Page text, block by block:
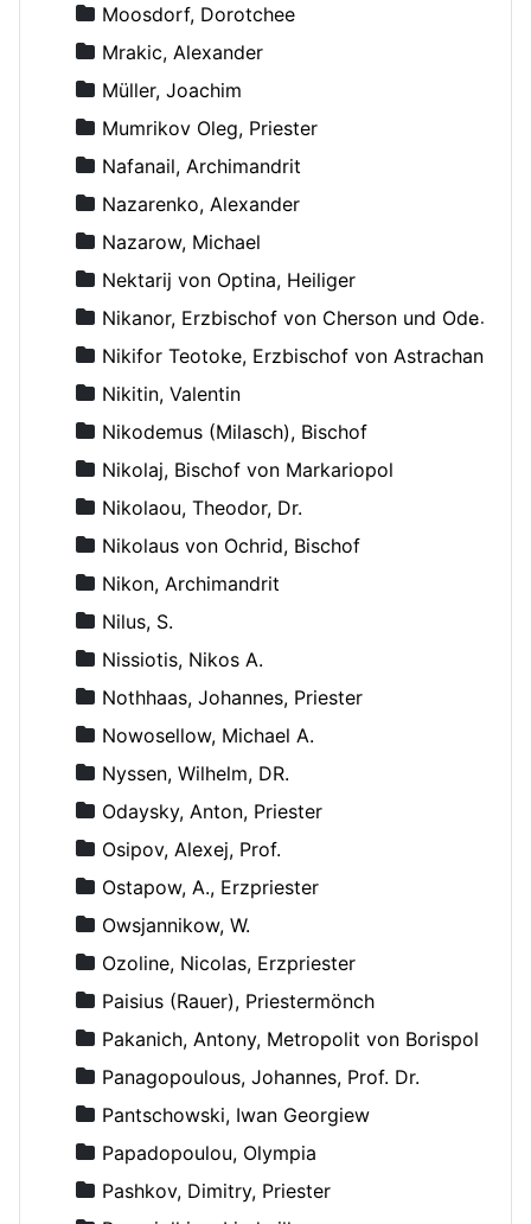
Moosdorf, Dorotchee
Mrakic, Alexander
Müller, Joachim
Mumrikov Oleg, Priester
Nafanail, Archimandrit
Nazarenko, Alexander
Nazarow, Michael
Nektarij von Optina, Heiliger
Nikanor, Erzbischof von Cherson und Odessa
Nikifor Teotoke, Erzbischof von Astrachan
Nikitin, Valentin
Nikodemus (Milasch), Bischof
Nikolaj, Bischof von Markariopol
Nikolaou, Theodor, Dr.
Nikolaus von Ochrid, Bischof
Nikon, Archimandrit
Nilus, S.
Nissiotis, Nikos A.
Nothhaas, Johannes, Priester
Nowosellow, Michael A.
Nyssen, Wilhelm, DR.
Odaysky, Anton, Priester
Osipov, Alexej, Prof.
Ostapow, A., Erzpriester
Owsjannikow, W.
Ozoline, Nicolas, Erzpriester
Paisius (Rauer), Priestermönch
Pakanich, Antony, Metropolit von Borispol
Panagopoulous, Johannes, Prof. Dr.
Pantschowski, Iwan Georgiew
Papadopoulou, Olympia
Pashkov, Dimitry, Priester